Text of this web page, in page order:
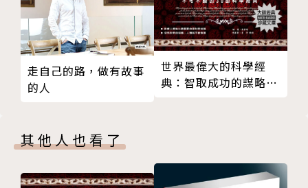
走自己的路，做有故事
的人
世界最偉大的科學經
典：智取成功的謀略妙
其他人也看了